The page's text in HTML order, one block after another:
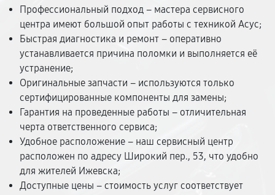
Профессиональный подход – мастера сервисного
центра имеют большой опыт работы с техникой Асус;
Быстрая диагностика и ремонт – оперативно
устанавливается причина поломки и выполняется её
устранение;
Оригинальные запчасти – используются только
сертифицированные компоненты для замены;
Гарантия на проведенные работы – отличительная
черта ответственного сервиса;
Удобное расположение – наш сервисный центр
расположен по адресу Широкий пер., 53, что удобно
для жителей Ижевска;
Доступные цены – стоимость услуг соответствует